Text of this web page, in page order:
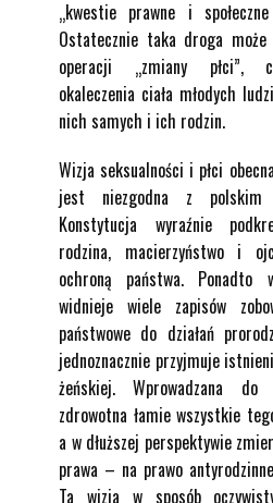
„kwestie prawne i
Ostatecznie taka droga
operacji „zmiany płci”,
okaleczenia ciała młodych
nich samych i ich rodzin.
Wizja seksualności i płci
jest niezgodna z polskim
Konstytucja wyraźnie
rodzina, macierzyństwo i
ochroną państwa. Ponadto
widnieje wiele zapisów
państwowe do działań
jednoznacznie przyjmuje
żeńskiej. Wprowadzana
zdrowotna łamie wszystkie
a w dłuższej perspektywie
prawa – na prawo
Ta wizja w sposób